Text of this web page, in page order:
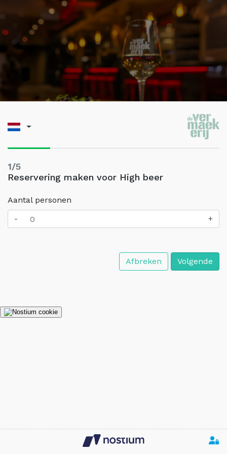
1/5
Reservering maken voor High beer
Aantal personen
-
+
Afbreken Volgende